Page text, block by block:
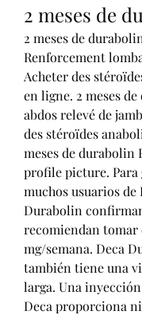
2 meses de
2 meses de
Renforcement
Acheter des
en ligne. 2 meses
abdos relevé de
des stéroïdes
meses de durabolin
profile picture. Para
muchos usuarios de
Durabolin
recomiendan
mg/semana. Deca
también tiene una
larga. Una
Deca proporciona